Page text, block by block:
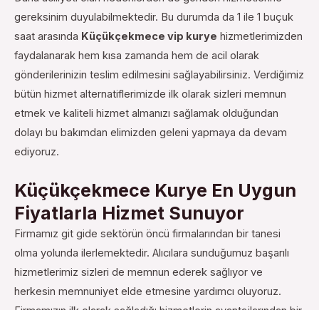
gereksinim duyulabilmektedir. Bu durumda da 1 ile 1 buçuk
saat arasında Küçükçekmece vip kurye hizmetlerimizden
faydalanarak hem kısa zamanda hem de acil olarak
gönderilerinizin teslim edilmesini sağlayabilirsiniz. Verdiğimiz
bütün hizmet alternatiflerimizde ilk olarak sizleri memnun
etmek ve kaliteli hizmet almanızı sağlamak olduğundan
dolayı bu bakımdan elimizden geleni yapmaya da devam
ediyoruz.
Küçükçekmece Kurye En Uygun
Fiyatlarla Hizmet Sunuyor
Firmamız git gide sektörün öncü firmalarından bir tanesi
olma yolunda ilerlemektedir. Alıcılara sunduğumuz başarılı
hizmetlerimiz sizleri de memnun ederek sağlıyor ve
herkesin memnuniyet elde etmesine yardımcı oluyoruz.